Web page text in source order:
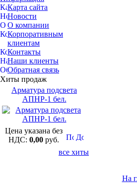
Карта сайта
Новости
О компании
Корпоративным
клиентам
Контакты
Наши клиенты
Обратная связь
Хиты продаж
Арматура подсвета
АПНР-1 бел.
Цена указана без
НДС: 0,00руб.
все хиты
На